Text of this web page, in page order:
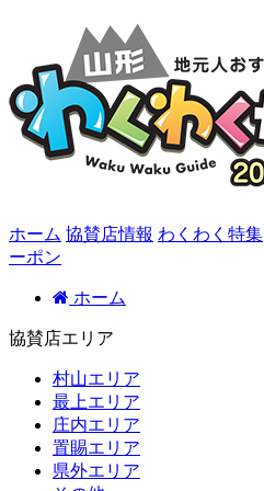
ホーム 協賛店情報 わくわく特集
ーポン
ホーム
協賛店エリア
村山エリア
最上エリア
庄内エリア
置賜エリア
県外エリア